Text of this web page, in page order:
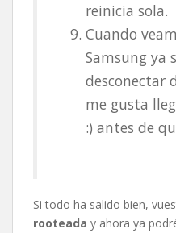
reinicia sola.
Cuando
Samsung ya
desconectar
me gusta
:) antes de
Si todo ha salido bien,
rooteada y ahora ya